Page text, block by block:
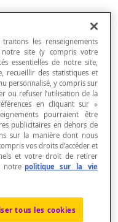
ou d'uneexpression
latex], le
les renseignements
site (y compris votre
essentielles de notre site,
recueillir des statistiques et
personnalisé, y compris sur
ou refuser l’utilisation de la
en cliquant sur «
pourraient être
publicitaires en dehors de
sur la manière dont nous
vos droits d’accéder et
et votre droit de retirer
notre politique sur la vie
tous les cookies